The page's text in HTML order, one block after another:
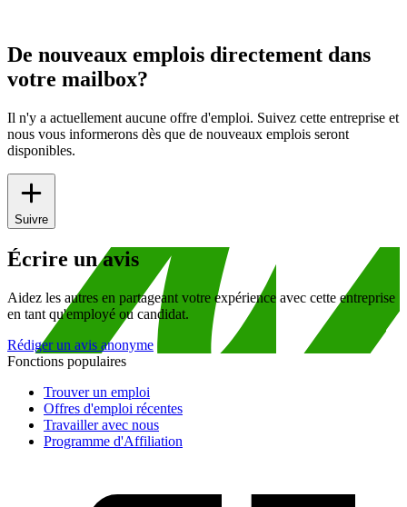
De nouveaux emplois directement dans
votre mailbox?
Il n'y a actuellement aucune offre d'emploi. Suivez cette entreprise et
nous vous informerons dès que de nouveaux emplois seront
disponibles.
Suivre
Écrire un avis
Aidez les autres en partageant votre expérience avec cette entreprise
en tant qu'employé ou candidat.
Rédiger un avis anonyme
Fonctions populaires
Trouver un emploi
Offres d'emploi récentes
Travailler avec nous
Programme d'Affiliation